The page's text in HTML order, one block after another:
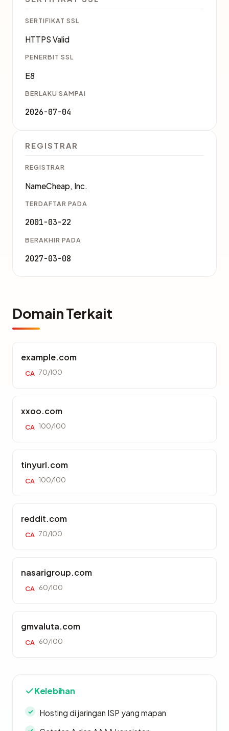
SERTIFIKAT SSL
HTTPS Valid
PENERBIT SSL
E8
BERLAKU SAMPAI
2026-07-04
REGISTRAR
REGISTRAR
NameCheap, Inc.
TERDAFTAR PADA
2001-03-22
BERAKHIR PADA
2027-03-08
Domain Terkait
example.com
CA 70/100
xxoo.com
CA 100/100
tinyurl.com
CA 100/100
reddit.com
CA 70/100
nasarigroup.com
CA 60/100
gmvaluta.com
CA 60/100
Kelebihan
Hosting di jaringan ISP yang mapan